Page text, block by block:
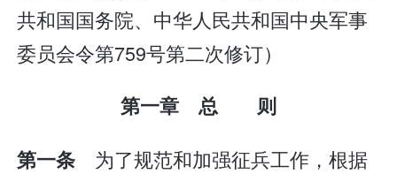
共和国国务院、中华人民共和国中央军事
委员会令第759号第二次修订）
第一章 总 则
第一条 为了规范和加强征兵工作，根据